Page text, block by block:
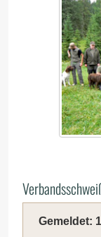
Gemeldet: